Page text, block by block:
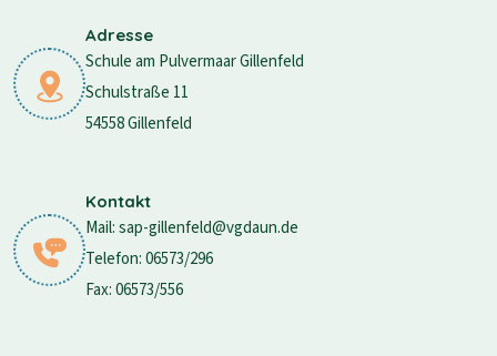
Adresse
Schule am Pulvermaar Gillenfeld
Schulstraße 11
54558 Gillenfeld
Kontakt
Mail: sap-gillenfeld@vgdaun.de
Telefon: 06573/296
Fax: 06573/556